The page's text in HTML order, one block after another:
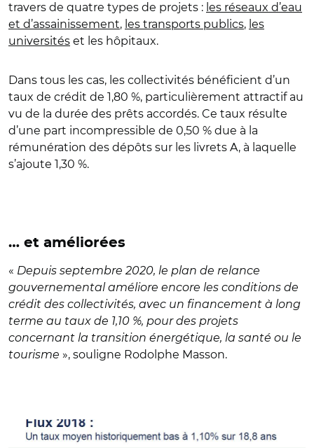
travers de quatre types de projets : les réseaux d’eau
et d’assainissement, les transports publics, les
universités et les hôpitaux.
Dans tous les cas, les collectivités bénéficient d’un
taux de crédit de 1,80 %, particulièrement attractif au
vu de la durée des prêts accordés. Ce taux résulte
d’une part incompressible de 0,50 % due à la
rémunération des dépôts sur les livrets A, à laquelle
s’ajoute 1,30 %.
… et améliorées
« Depuis septembre 2020, le plan de relance
gouvernemental améliore encore les conditions de
crédit des collectivités, avec un financement à long
terme au taux de 1,10 %, pour des projets
concernant la transition énergétique, la santé ou le
tourisme », souligne Rodolphe Masson.